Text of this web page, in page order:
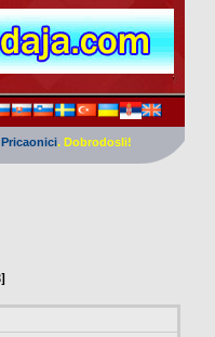
Pricaonici. Dobrodosli!